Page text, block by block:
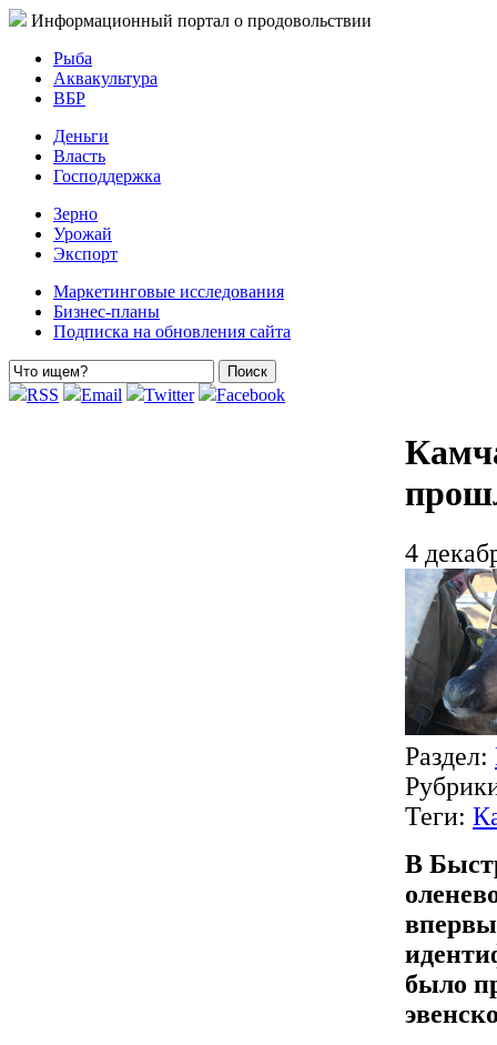
Информационный портал о продовольствии
Рыба
Аквакультура
ВБР
Деньги
Власть
Господдержка
Зерно
Урожай
Экспорт
Маркетинговые исследования
Бизнес-планы
Подписка на обновления сайта
RSS Email Twitter Facebook
4
Раздел:
Теги:
В
было